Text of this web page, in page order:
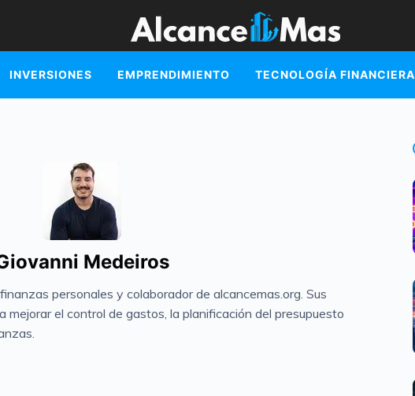
INVERSIONES EMPRENDIMIENTO TECNOLOGÍA FINANCIERA
Medeiros
personales y colaborador de alcancemas.org. Sus
mejorar el control de gastos, la planificación del presupuesto